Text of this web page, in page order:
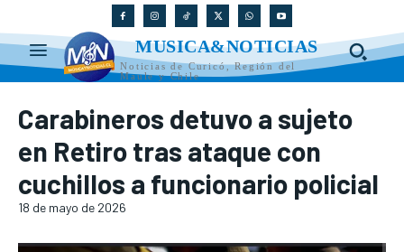
MUSICA&NOTICIAS
Noticias de Curicó, Región del
Maule y Chile
Carabineros detuvo a sujeto
en Retiro tras ataque con
cuchillos a funcionario policial
18 de mayo de 2026